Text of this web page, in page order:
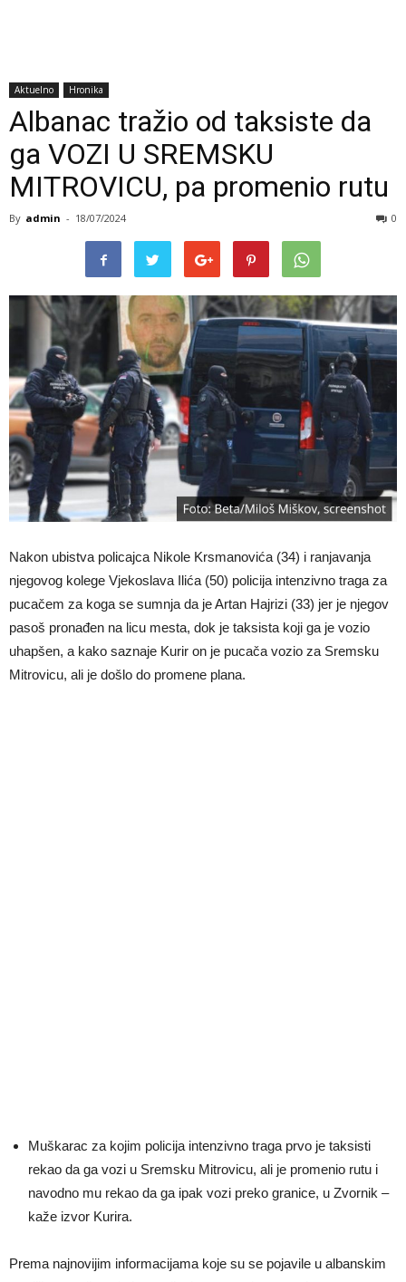
Aktuelno Hronika
Albanac tražio od taksiste da
ga VOZI U SREMSKU
MITROVICU, pa promenio rutu
By admin - 18/07/2024 0
Nakon ubistva policajca Nikole Krsmanovića (34) i ranjavanja
njegovog kolege Vjekoslava Ilića (50) policija intenzivno traga za
pucačem za koga se sumnja da je Artan Hajrizi (33) jer je njegov
pasoš pronađen na licu mesta, dok je taksista koji ga je vozio
uhapšen, a kako saznaje Kurir on je pucača vozio za Sremsku
Mitrovicu, ali je došlo do promene plana.
Muškarac za kojim policija intenzivno traga prvo je taksisti
rekao da ga vozi u Sremsku Mitrovicu, ali je promenio rutu i
navodno mu rekao da ga ipak vozi preko granice, u Zvornik –
kaže izvor Kurira.
Prema najnovijim informacijama koje su se pojavile u albanskim